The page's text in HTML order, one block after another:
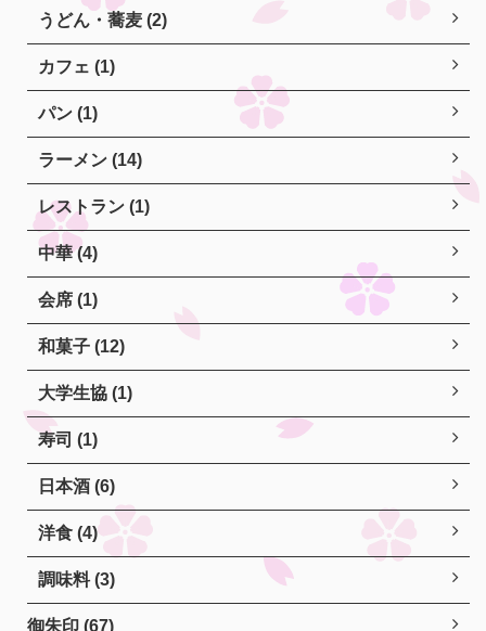
うどん・蕎麦 (2)
カフェ (1)
パン (1)
ラーメン (14)
レストラン (1)
中華 (4)
会席 (1)
和菓子 (12)
大学生協 (1)
寿司 (1)
日本酒 (6)
洋食 (4)
調味料 (3)
御朱印 (67)